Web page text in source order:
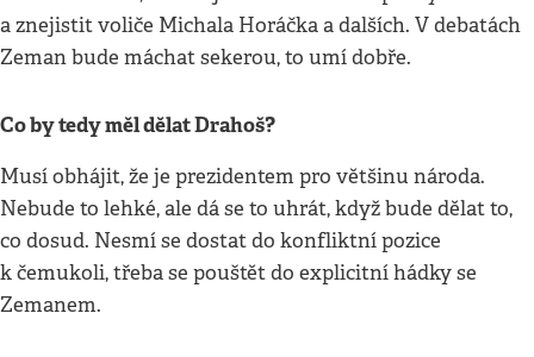
a znejistit voliče Michala Horáčka a dalších. V debatách
Zeman bude máchat sekerou, to umí dobře.
Co by tedy měl dělat Drahoš?
Musí obhájit, že je prezidentem pro většinu národa.
Nebude to lehké, ale dá se to uhrát, když bude dělat to,
co dosud. Nesmí se dostat do konfliktní pozice
k čemukoli, třeba se pouštět do explicitní hádky se
Zemanem.